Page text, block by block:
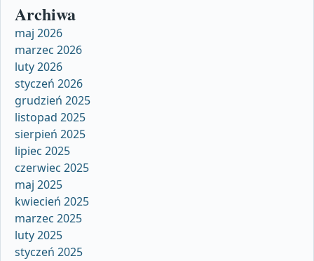
Archiwa
maj 2026
marzec 2026
luty 2026
styczeń 2026
grudzień 2025
listopad 2025
sierpień 2025
lipiec 2025
czerwiec 2025
maj 2025
kwiecień 2025
marzec 2025
luty 2025
styczeń 2025